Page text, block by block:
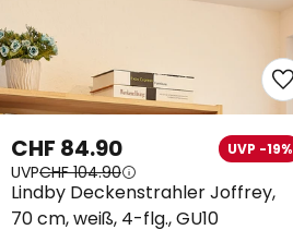
Lindby Deckenstrahler Joffrey,
70 cm, weiß, 4-flg., GU10
CHF 84.90 UVP -19%
UVPCHF 104.90